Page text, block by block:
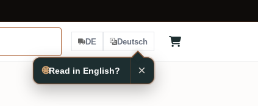
DE Deutsch
🌐Read in English? ×